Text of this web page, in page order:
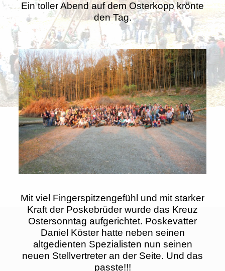
Ein toller Abend auf dem Osterkopp krönte
den Tag.
Mit viel Fingerspitzengefühl und mit starker
Kraft der Poskebrüder wurde das Kreuz
Ostersonntag aufgerichtet. Poskevatter
Daniel Köster hatte neben seinen
altgedienten Spezialisten nun seinen
neuen Stellvertreter an der Seite. Und das
passte!!!